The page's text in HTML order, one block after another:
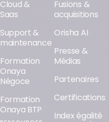
Cloud &
Saas
Support &
maintenance
Formation
Onaya
Négoce
Formation
Onaya BTP
Fusions &
acquisitions
Orisha AI
Presse &
Médias
Partenaires
Certifications
Index égalité